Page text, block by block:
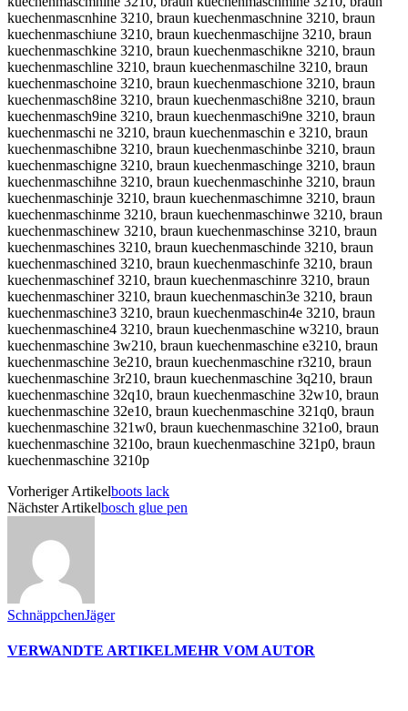
Vorheriger Artikelboots lack
Nächster Artikelbosch glue pen
SchnäppchenJäger
VERWANDTE ARTIKELMEHR VOM AUTOR